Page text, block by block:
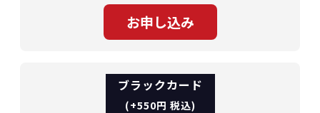
ブラックカード
(+550円 税込)